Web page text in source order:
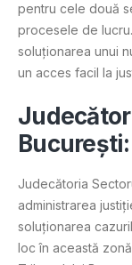
pentru cele două
procesele de
soluționarea unui
un acces facil la
Judecătoria
administrarea
soluționarea
loc în această